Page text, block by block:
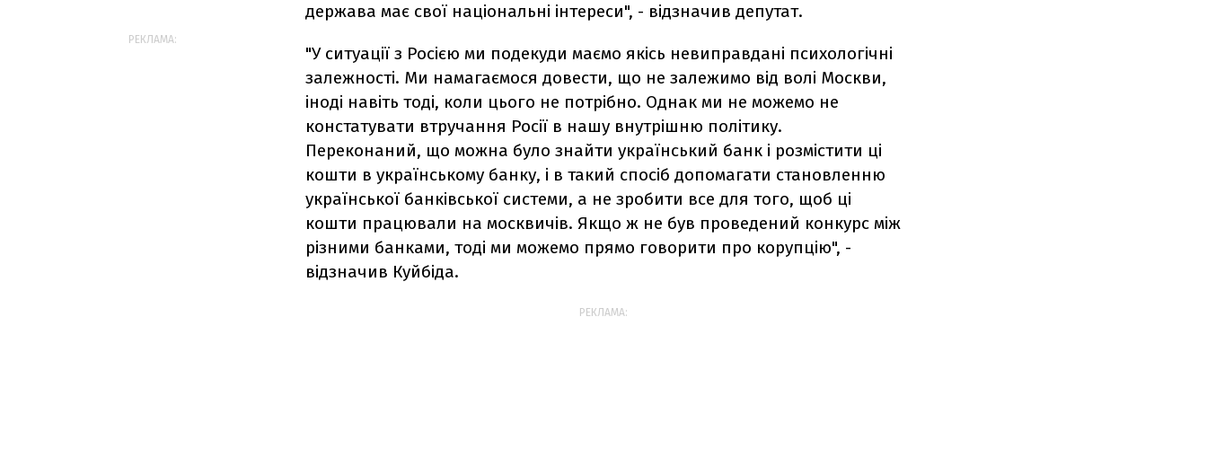
держава має свої національні інтереси", - відзначив депутат.
"У ситуації з Росією ми подекуди маємо якісь невиправдані психологічні
залежності. Ми намагаємося довести, що не залежимо від волі Москви,
іноді навіть тоді, коли цього не потрібно. Однак ми не можемо не
констатувати втручання Росії в нашу внутрішню політику.
Переконаний, що можна було знайти український банк і розмістити ці
кошти в українському банку, і в такий спосіб допомагати становленню
української банківської системи, а не зробити все для того, щоб ці
кошти працювали на москвичів. Якщо ж не був проведений конкурс між
різними банками, тоді ми можемо прямо говорити про корупцію", -
відзначив Куйбіда.
РЕКЛАМА:
РЕКЛАМА: